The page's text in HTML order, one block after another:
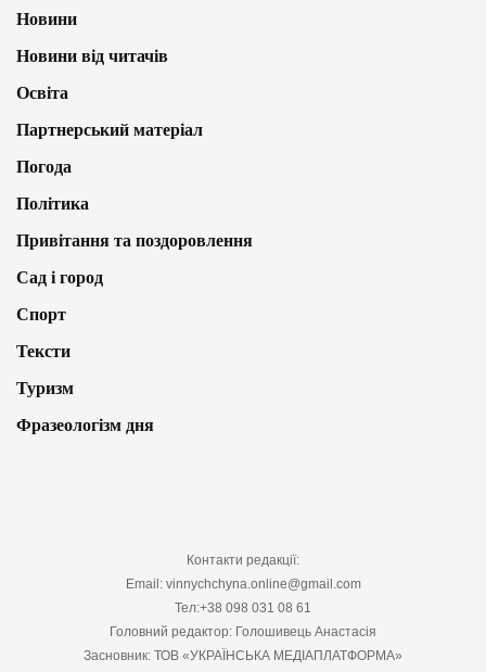
Новини
Новини від читачів
Освіта
Партнерський матеріал
Погода
Політика
Привітання та поздоровлення
Сад і город
Спорт
Тексти
Туризм
Фразеологізм дня
Контакти редакції:
Email: vinnychchyna.online@gmail.com
Тел:+38 098 031 08 61
Головний редактор: Голошивець Анастасія
Засновник: ТОВ «УКРАЇНСЬКА МЕДІАПЛАТФОРМА»